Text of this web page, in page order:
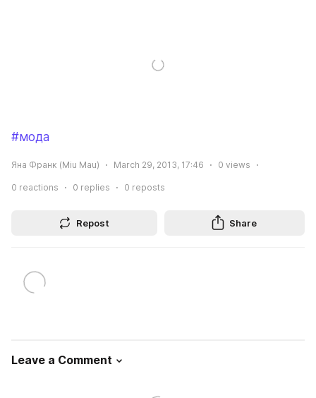
#мода
Яна Франк (Miu Mau) March 29, 2013, 17:46 0 views
0 reactions 0 replies 0 reposts
Repost Share
Leave a Comment